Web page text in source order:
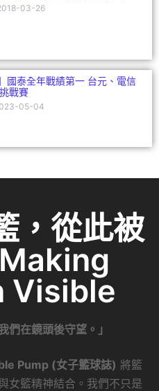
03-26
國泰全年戰績第一 台元、電信
戰賽
05-04
，從此被
Visible
們在鏡頭後守望。」
Pump (女子籃球誌) 將籃
女籃精神結合。我們不只是